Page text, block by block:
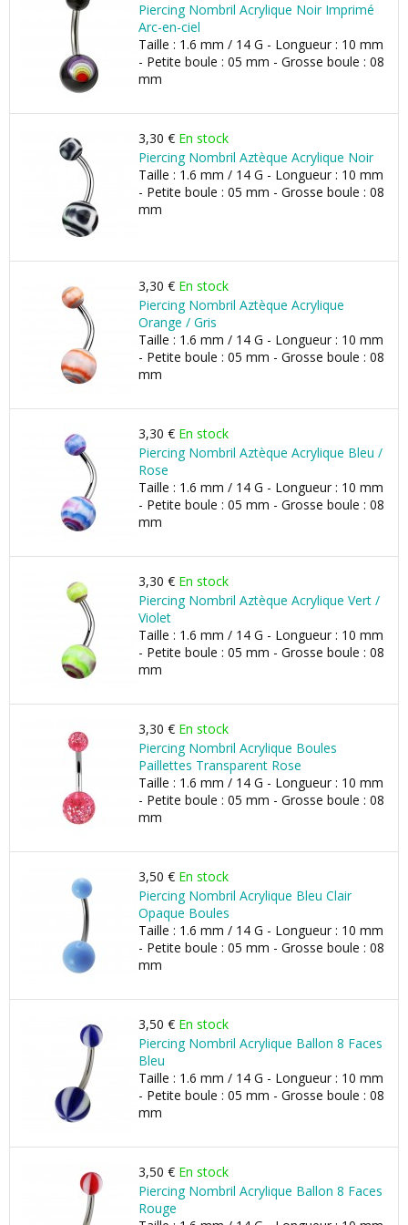
Piercing Nombril Acrylique Noir Imprimé
Arc-en-ciel
Taille : 1.6 mm / 14 G - Longueur : 10 mm
- Petite boule : 05 mm - Grosse boule : 08
mm
3,30 € En stock
Piercing Nombril Aztèque Acrylique Noir
Taille : 1.6 mm / 14 G - Longueur : 10 mm
- Petite boule : 05 mm - Grosse boule : 08
mm
3,30 € En stock
Piercing Nombril Aztèque Acrylique
Orange / Gris
Taille : 1.6 mm / 14 G - Longueur : 10 mm
- Petite boule : 05 mm - Grosse boule : 08
mm
3,30 € En stock
Piercing Nombril Aztèque Acrylique Bleu /
Rose
Taille : 1.6 mm / 14 G - Longueur : 10 mm
- Petite boule : 05 mm - Grosse boule : 08
mm
3,30 € En stock
Piercing Nombril Aztèque Acrylique Vert /
Violet
Taille : 1.6 mm / 14 G - Longueur : 10 mm
- Petite boule : 05 mm - Grosse boule : 08
mm
3,30 € En stock
Piercing Nombril Acrylique Boules
Paillettes Transparent Rose
Taille : 1.6 mm / 14 G - Longueur : 10 mm
- Petite boule : 05 mm - Grosse boule : 08
mm
3,50 € En stock
Piercing Nombril Acrylique Bleu Clair
Opaque Boules
Taille : 1.6 mm / 14 G - Longueur : 10 mm
- Petite boule : 05 mm - Grosse boule : 08
mm
3,50 € En stock
Piercing Nombril Acrylique Ballon 8 Faces
Bleu
Taille : 1.6 mm / 14 G - Longueur : 10 mm
- Petite boule : 05 mm - Grosse boule : 08
mm
3,50 € En stock
Piercing Nombril Acrylique Ballon 8 Faces
Rouge